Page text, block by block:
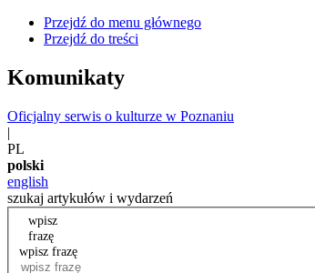
Przejdź do menu głównego
Przejdź do treści
Komunikaty
Oficjalny serwis o kulturze w Poznaniu
|
PL
polski
english
szukaj artykułów i wydarzeń
wpisz
frazę
wpisz frazę